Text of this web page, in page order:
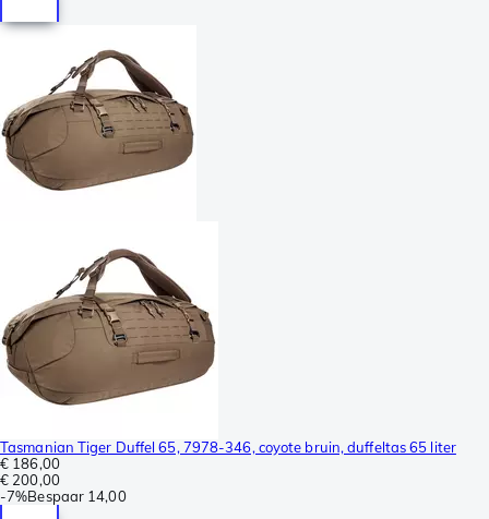
Tasmanian Tiger Duffel 65, 7978-346, coyote bruin, duffeltas 65 liter
€ 186,00
€ 200,00
-7%Bespaar 14,00